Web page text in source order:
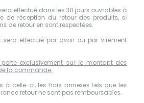
effectué dans les 30 jours ouvrables à
de réception du retour des produits, si
de retour en sont respectées.
sera effectué par avoir ou par virement
porte exclusivement sur le montant des
la commande.
à celle-ci, les frais annexes tels que les
retour ne sont pas remboursables.